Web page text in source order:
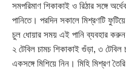
সমপরিমাণ শিকাকাই ও রিঠার সঙ্গে
পানিতে। পরদিন সকালে মিশ্রণটি
চুল ধোয়ার সময় এই পানি ব্যবহার
২ টেবিল চামচ শিকাকাই গুঁড়া, ৩
একসঙ্গে মিশিয়ে নিন। মিহি মিশ্রণ